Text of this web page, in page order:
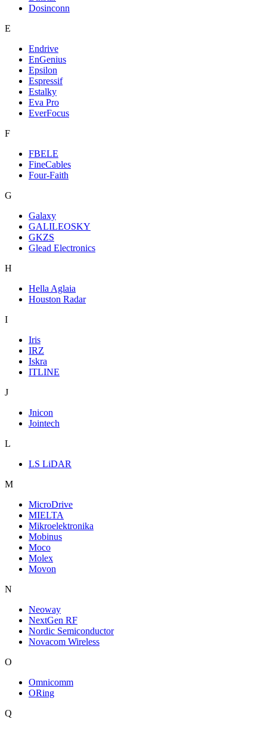
Dosinconn
E
Endrive
EnGenius
Epsilon
Espressif
Estalky
Eva Pro
EverFocus
F
FBELE
FineCables
Four-Faith
G
Galaxy
GALILEOSKY
GKZS
Glead Electronics
H
Hella Aglaia
Houston Radar
I
Iris
IRZ
Iskra
ITLINE
J
Jnicon
Jointech
L
LS LiDAR
M
MicroDrive
MIELTA
Mikroelektronika
Mobinus
Moco
Molex
Movon
N
Neoway
NextGen RF
Nordic Semiconductor
Novacom Wireless
O
Omnicomm
ORing
Q